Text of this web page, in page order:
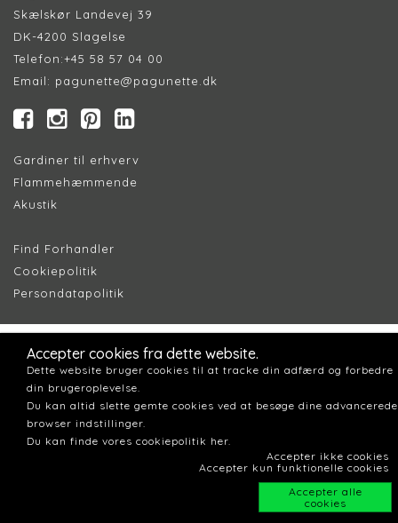
Skælskør Landevej 39
DK-4200 Slagelse
Telefon:+45 58 57 04 00
Email: pagunette@pagunette.dk
Gardiner til erhverv
Flammehæmmende
Akustik
Find Forhandler
Cookiepolitik
Persondatapolitik
Accepter cookies fra dette website.
Dette website bruger cookies til at tracke din adfærd og forbedre
din brugeroplevelse.
Du kan altid slette gemte cookies ved at besøge dine advancerede
browser indstillinger.
Du kan finde vores cookiepolitik her.
Accepter ikke cookies
Accepter kun funktionelle cookies
Accepter alle
cookies